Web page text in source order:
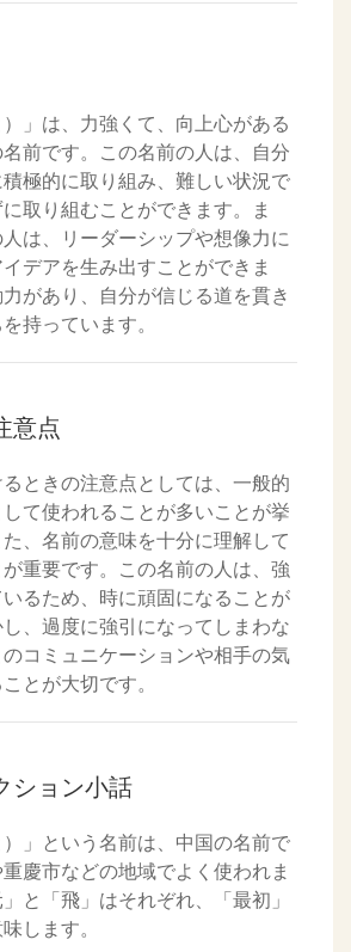
）」は、力強くて、向上心がある
前です。この名前の人は、自分
極的に取り組み、難しい状況で
取り組むことができます。ま
は、リーダーシップや想像力に
デアを生み出すことができま
があり、自分が信じる道を貫き
持っています。
意点
ときの注意点としては、一般的
て使われることが多いことが挙
、名前の意味を十分に理解して
重要です。この名前の人は、強
るため、時に頑固になることが
、過度に強引になってしまわな
コミュニケーションや相手の気
とが大切です。
ション小話
）」という名前は、中国の名前で
慶市などの地域でよく使われま
と「飛」はそれぞれ、「最初」
します。